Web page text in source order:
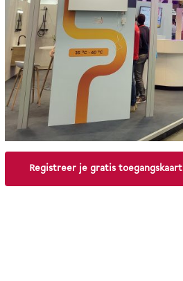
Registreer je gratis toegangskaart